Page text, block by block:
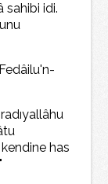
sahibi idi.
has